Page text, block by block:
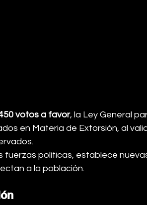
votos a favor, la Ley General
en Materia de Extorsión, al
fuerzas políticas, establece
a la población.